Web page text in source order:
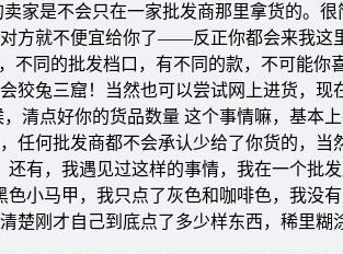
家是不会只在一家批发商那里拿货的。
方就不便宜给你了――反正你都会来我这
不同的批发档口，有不同的款，不可能你
兔三窟！当然也可以尝试网上进货，现
清点好你的货品数量 这个事情嘛，基本上
任何批发商都不会承认少给了你货的，当
有，我遇见过这样的事情，我在一个批
小马甲，我只点了灰色和咖啡色，我没
刚才自己到底点了多少样东西，稀里糊